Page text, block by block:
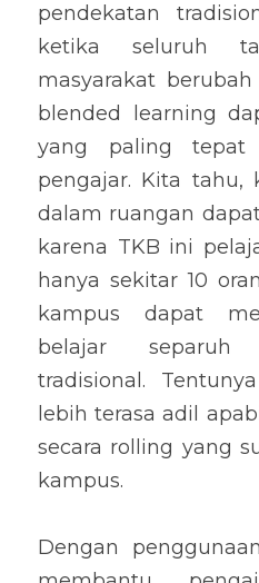
pendekatan
ketika seluruh
masyarakat
blended learning
yang paling
pengajar. Kita tahu,
dalam ruangan
karena TKB ini
hanya sekitar 10
kampus dapat
belajar separuh
tradisional.
lebih terasa adil
secara rolling yang
kampus.
Dengan